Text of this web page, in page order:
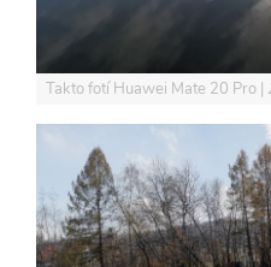
Takto fotí Huawei Mate 20 Pro